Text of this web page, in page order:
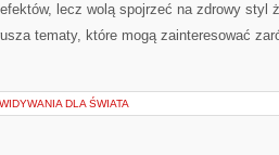
lecz wolą spojrzeć na zdrowy styl
tematy, które mogą zainteresować
DLA ŚWIATA